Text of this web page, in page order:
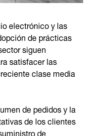
electrónico y las
de prácticas
siguen
satisfacer las
clase media
de pedidos y la
de los clientes
de